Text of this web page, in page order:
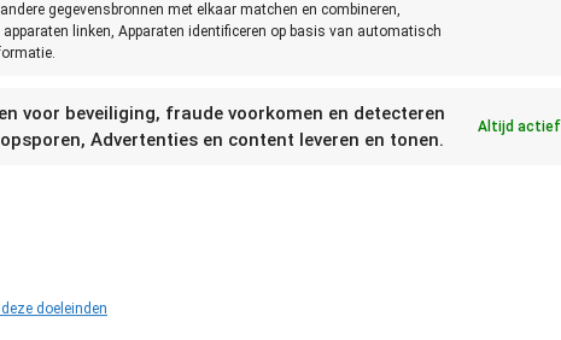
gegevensbronnen met elkaar matchen en combineren,
linken, Apparaten identificeren op basis van automatisch
voor beveiliging, fraude voorkomen en detecteren
Advertenties en content leveren en tonen.
Altijd actief
doeleinden